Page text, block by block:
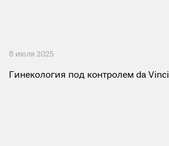
8 июля 2025
Гинекология под контролем da Vinci